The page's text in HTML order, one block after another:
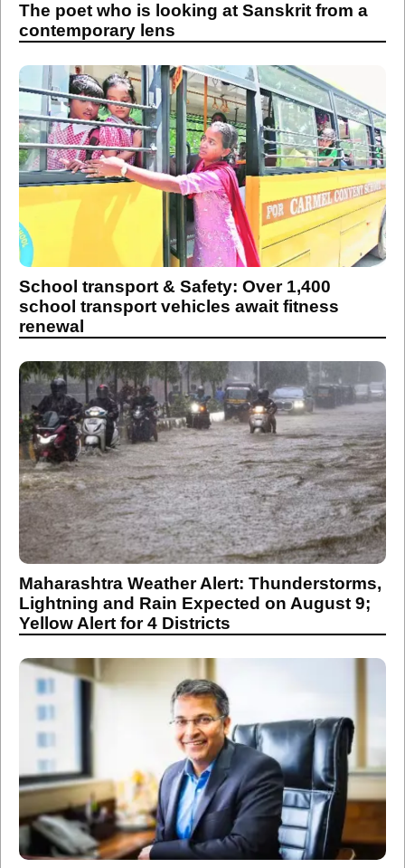
The poet who is looking at Sanskrit from a
contemporary lens
School transport & Safety: Over 1,400
school transport vehicles await fitness
renewal
Maharashtra Weather Alert: Thunderstorms,
Lightning and Rain Expected on August 9;
Yellow Alert for 4 Districts